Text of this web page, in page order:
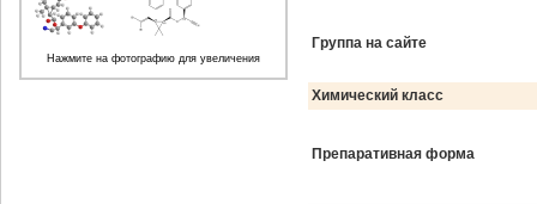
Группа на сайте
Химический класс
Препаративная форма
Нажмите на фотографию для увеличения